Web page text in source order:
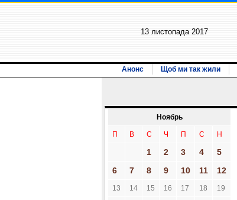
13 листопада 2017
Анонс Щоб ми так жили
Ноябрь
П В С Ч П С Н
1 2 3 4
5
6
7 8 9 10 11 12
13 14 15 16 17 18 19